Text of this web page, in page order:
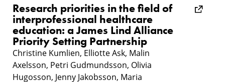
Research priorities in the field of
interprofessional healthcare
education: a James Lind Alliance
Priority Setting Partnership
Christine Kumlien, Elliotte Ask, Malin
Axelsson, Petri Gudmundsson, Olivia
Hugosson, Jenny Jakobsson, Maria